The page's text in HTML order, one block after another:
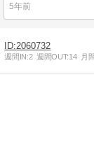
5年前
2060732
週間IN:2 週間OUT:14 月